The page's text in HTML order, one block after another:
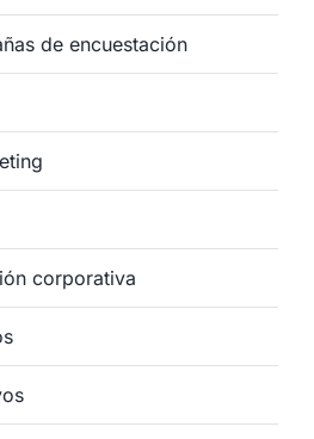
de encuestación
corporativa